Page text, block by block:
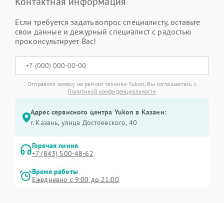
Если требуется задать вопрос специалисту, оставьте
свои данные и дежурный специалист с радостью
проконсультирует Вас!
Отправляя заявку на ремонт техники Yukon, Вы соглашаетесь с
Политикой конфиденциальности
Адрес сервисного центра Yukon в Казани:
г. Казань, улица Достоевского, 40
Горячая линия
+7 (843) 500-48-62
Время работы
Ежедневно с 9:00 до 21:00